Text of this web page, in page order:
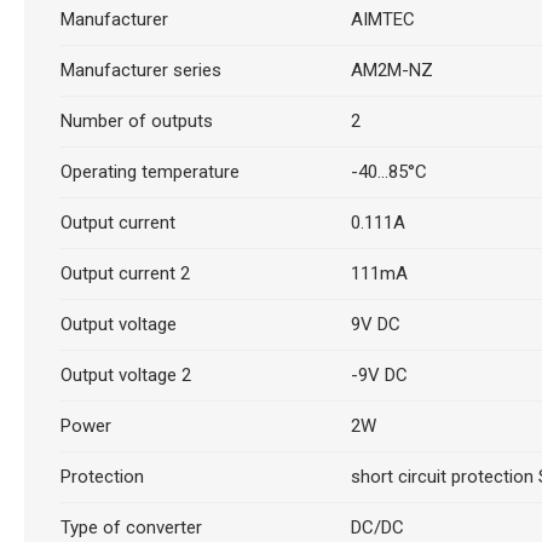
Manufacturer AIMTEC
Manufacturer series AM2M-NZ
Number of outputs 2
Operating temperature -40...85°C
Output current 0.111A
Output current 2 111mA
Output voltage 9V DC
Output voltage 2 -9V DC
Power 2W
Protection short circuit protection
Type of converter DC/DC